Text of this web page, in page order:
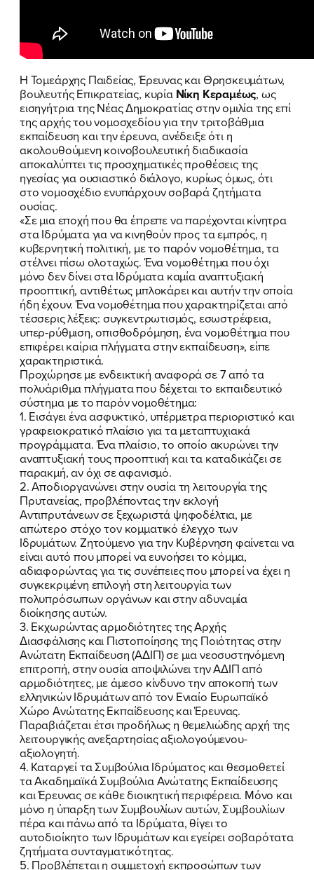
Η Τομεάρχης Παιδείας, Έρευνας και Θρησκευμάτων,
βουλευτής Επικρατείας, κυρία Νίκη Κεραμέως, ως
εισηγήτρια της Νέας Δημοκρατίας στην ομιλία της επί
της αρχής του νομοσχεδίου για την τριτοβάθμια
εκπαίδευση και την έρευνα, ανέδειξε ότι η
ακολουθούμενη κοινοβουλευτική διαδικασία
αποκαλύπτει τις προσχηματικές προθέσεις της
ηγεσίας για ουσιαστικό διάλογο, κυρίως όμως, ότι
στο νομοσχέδιο ενυπάρχουν σοβαρά ζητήματα
ουσίας.
«Σε μια εποχή που θα έπρεπε να παρέχονται κίνητρα
στα Ιδρύματα για να κινηθούν προς τα εμπρός, η
κυβερνητική πολιτική, με το παρόν νομοθέτημα, τα
στέλνει πίσω ολοταχώς. Ένα νομοθέτημα που όχι
μόνο δεν δίνει στα Ιδρύματα καμία αναπτυξιακή
προοπτική, αντιθέτως μπλοκάρει και αυτήν την οποία
ήδη έχουν. Ένα νομοθέτημα που χαρακτηρίζεται από
τέσσερις λέξεις: συγκεντρωτισμός, εσωστρέφεια,
υπερ-ρύθμιση, οπισθοδρόμηση, ένα νομοθέτημα που
επιφέρει καίρια πλήγματα στην εκπαίδευση», είπε
χαρακτηριστικά.
Προχώρησε με ενδεικτική αναφορά σε 7 από τα
πολυάριθμα πλήγματα που δέχεται το εκπαιδευτικό
σύστημα με το παρόν νομοθέτημα:
1. Εισάγει ένα ασφυκτικό, υπέρμετρα περιοριστικό και
γραφειοκρατικό πλαίσιο για τα μεταπτυχιακά
προγράμματα. Ένα πλαίσιο, το οποίο ακυρώνει την
αναπτυξιακή τους προοπτική και τα καταδικάζει σε
παρακμή, αν όχι σε αφανισμό.
2. Αποδιοργανώνει στην ουσία τη λειτουργία της
Πρυτανείας, προβλέποντας την εκλογή
Αντιπρυτάνεων σε ξεχωριστά ψηφοδέλτια, με
απώτερο στόχο τον κομματικό έλεγχο των
Ιδρυμάτων. Ζητούμενο για την Κυβέρνηση φαίνεται να
είναι αυτό που μπορεί να ευνοήσει το κόμμα,
αδιαφορώντας για τις συνέπειες που μπορεί να έχει η
συγκεκριμένη επιλογή στη λειτουργία των
πολυπρόσωπων οργάνων και στην αδυναμία
διοίκησης αυτών.
3. Εκχωρώντας αρμοδιότητες της Αρχής
Διασφάλισης και Πιστοποίησης της Ποιότητας στην
Ανώτατη Εκπαίδευση (ΑΔΙΠ) σε μια νεοσυστηνόμενη
επιτροπή, στην ουσία αποψιλώνει την ΑΔΙΠ από
αρμοδιότητες, με άμεσο κίνδυνο την αποκοπή των
ελληνικών Ιδρυμάτων από τον Ενιαίο Ευρωπαϊκό
Χώρο Ανώτατης Εκπαίδευσης και Έρευνας.
Παραβιάζεται έτσι προδήλως η θεμελιώδης αρχή της
λειτουργικής ανεξαρτησίας αξιολογούμενου-
αξιολογητή.
4. Καταργεί τα Συμβούλια Ιδρύματος και θεσμοθετεί
τα Ακαδημαϊκά Συμβούλια Ανώτατης Εκπαίδευσης
και Έρευνας σε κάθε διοικητική περιφέρεια. Μόνο και
μόνο η ύπαρξη των Συμβουλίων αυτών, Συμβουλίων
πέρα και πάνω από τα Ιδρύματα, θίγει το
αυτοδιοίκητο των Ιδρυμάτων και εγείρει σοβαρότατα
ζητήματα συνταγματικότητας.
5. Προβλέπεται η συμμετοχή εκπροσώπων των